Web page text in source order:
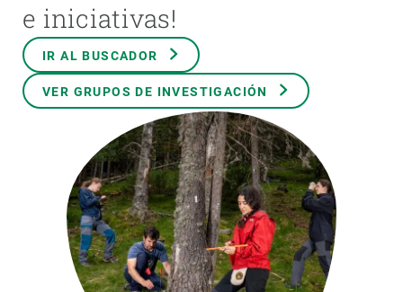
e iniciativas!
IR AL BUSCADOR
VER GRUPOS DE INVESTIGACIÓN
ÚNETE A NOSOTROS
PARTICIPA
NOTICIAS Y AGENDA